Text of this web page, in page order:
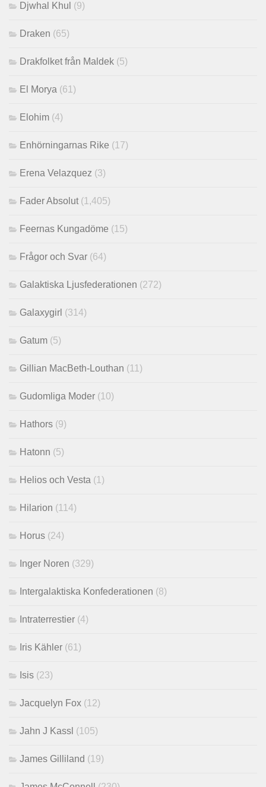
Djwhal Khul (9)
Draken (65)
Drakfolket från Maldek (5)
El Morya (61)
Elohim (4)
Enhörningarnas Rike (17)
Erena Velazquez (3)
Fader Absolut (1,405)
Feernas Kungadöme (15)
Frågor och Svar (64)
Galaktiska Ljusfederationen (272)
Galaxygirl (314)
Gatum (5)
Gillian MacBeth-Louthan (11)
Gudomliga Moder (10)
Hathors (9)
Hatonn (5)
Helios och Vesta (1)
Hilarion (114)
Horus (24)
Inger Noren (329)
Intergalaktiska Konfederationen (8)
Intraterrestier (4)
Iris Kähler (61)
Isis (23)
Jacquelyn Fox (12)
Jahn J Kassl (105)
James Gilliland (19)